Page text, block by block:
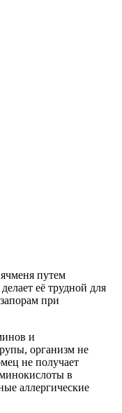
путем
её трудной для
при
и
организм не
не получает
в
аллергические